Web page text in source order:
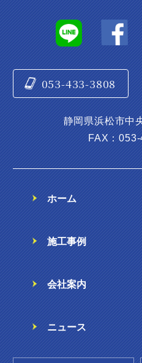
053-433-3808
静岡県浜松市中
FAX：
ホーム
施工事例
会社案内
ニュース